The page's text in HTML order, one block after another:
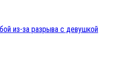
из-за разрыва с девушкой